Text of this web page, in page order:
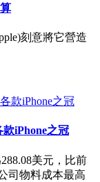
刻意將它營造
iPhone之冠
美元，比前
司物料成本最高